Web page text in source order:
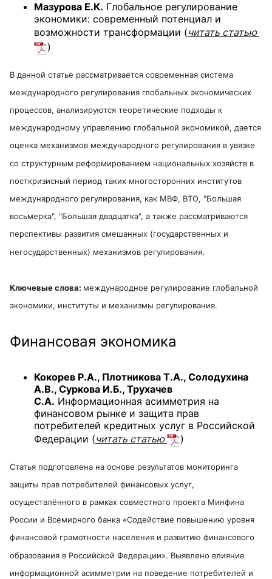
Мазурова Е.К. Глобальное регулирование
экономики: современный потенциал и
возможности трансформации (читать статью
)
В данной статье рассматривается современная система
международного регулирования глобальных экономических
процессов, анализируются теоретические подходы к
международному управлению глобальной экономикой, дается
оценка механизмов международного регулирования в увязке
со структурным реформированием национальных хозяйств в
посткризисный период таких многосторонних институтов
международного регулирования, как МВФ, ВТО, "Большая
восьмерка", "Большая двадцатка", а также рассматриваются
перспективы развития смешанных (государственных и
негосударственных) механизмов регулирования.
Ключевые слова: международное регулирование глобальной
экономики, институты и механизмы регулирования.
Финансовая экономика
Кокорев Р.А., Плотникова Т.А., Солодухина
А.В., Суркова И.Б., Трухачев
С.А. Информационная асимметрия на
финансовом рынке и защита прав
потребителей кредитных услуг в Российской
Федерации (читать статью )
Статья подготовлена на основе результатов мониторинга
защиты прав потребителей финансовых услуг,
осуществлённого в рамках совместного проекта Минфина
России и Всемирного банка «Содействие повышению уровня
финансовой грамотности населения и развитию финансового
образования в Российской Федерации». Выявлено влияние
информационной асимметрии на поведение потребителей и